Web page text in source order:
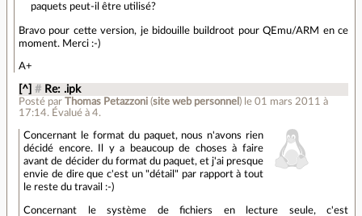
paquets peut-il être utilisé?
Bravo pour cette version, je bidouille buildroot pour QEmu/ARM en ce
moment. Merci :-)
A+
[^] # Re: .ipk
Posté parThomas Petazzoni (site web personnel ) le 01 mars 2011 à
17:14. Évalué à4.
Concernant le format du paquet, nous n'avons rien
décidé encore. Il y a beaucoup de choses à faire
avant de décider du format du paquet, et j'ai presque
envie de dire que c'est un "détail" par rapport à tout
le reste du travail :-)
Concernant le système de fichiers en lecture seule, c'est